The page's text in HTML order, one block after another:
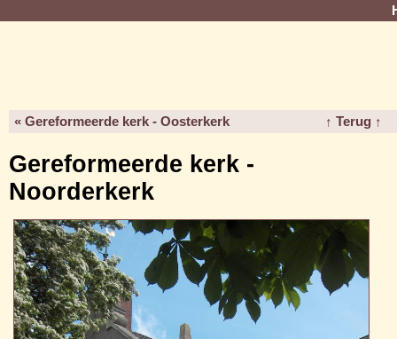
« Gereformeerde kerk - Oosterkerk ↑ Terug ↑
Gereformeerde kerk -
Noorderkerk